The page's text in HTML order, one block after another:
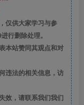
仅供大家学习与参
行删除处理。
本站赞同其观点和对
违法的相关信息，访
效，请联系我们我们